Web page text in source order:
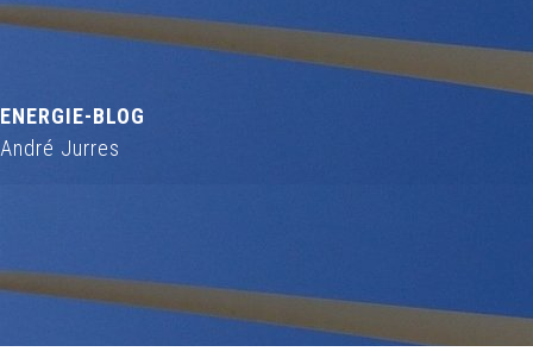
ENERGIE-BLOG
André Jurres